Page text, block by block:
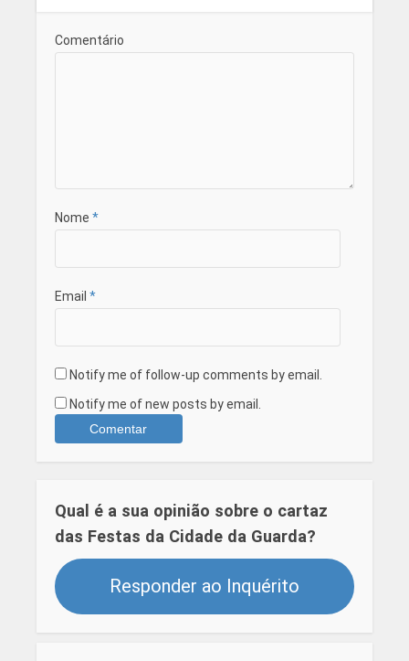
Comentário
Nome *
Email *
Notify me of follow-up comments by email.
Notify me of new posts by email.
Qual é a sua opinião sobre o cartaz
das Festas da Cidade da Guarda?
Responder ao Inquérito